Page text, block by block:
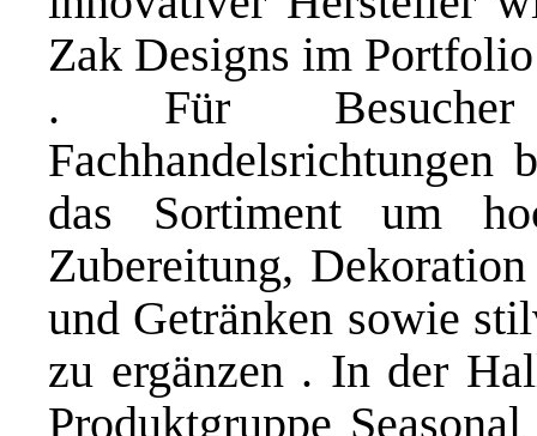
Zak Designs im Portfolio
. Für Besucher
das Sortiment um
Zubereitung,
und Getränken sowie
zu ergänzen . In der
Produktgruppe